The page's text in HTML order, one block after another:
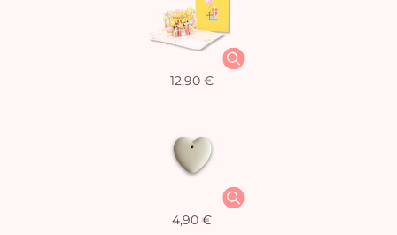
12,90 €
4,90 €